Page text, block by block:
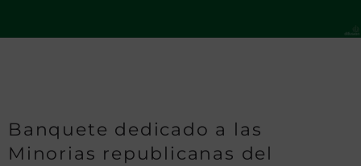
Banquete dedicado a las
Minorias republicanas del